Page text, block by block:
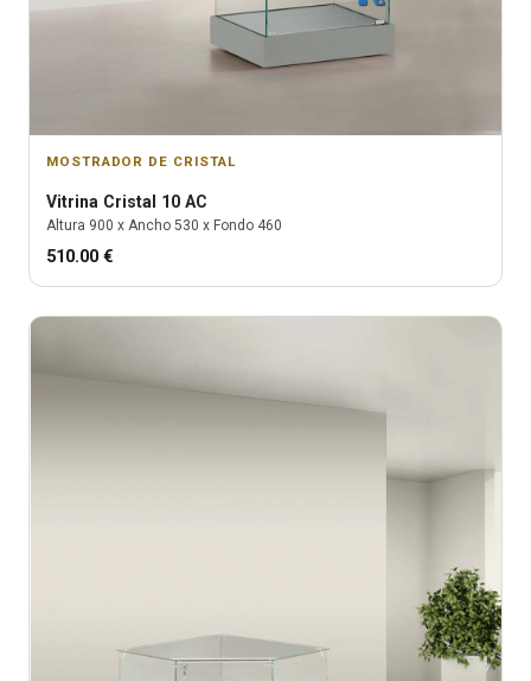
MOSTRADOR DE CRISTAL
Vitrina Cristal 10 AC
Altura 900 x Ancho 530 x Fondo 460
510.00 €